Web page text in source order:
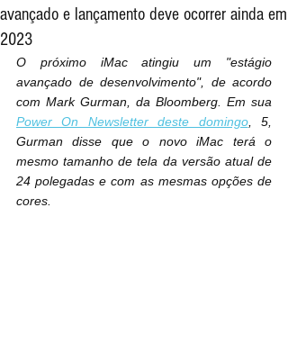
avançado e lançamento deve ocorrer ainda em
2023
O próximo iMac atingiu um "estágio
avançado de desenvolvimento", de acordo
Power On Newsletter deste domingo, 5,
Gurman disse que o novo iMac terá o
mesmo tamanho de tela da versão atual de
24 polegadas e com as mesmas opções de
cores.